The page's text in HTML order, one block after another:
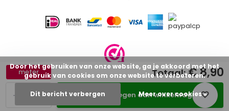
+
-
meter
Toevoegen aan winkelwagen
Totaal:€ 8,90
Door het gebruiken van onze website, ga je akkoord met het
gebruik van cookies om onze website te verbeteren.
Dit bericht verbergen Meer over cookies »